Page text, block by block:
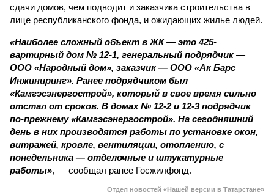
сдачи домов, чем подводит и заказчика строительства в
лице республиканского фонда, и ожидающих жилье людей.
«Наиболее сложный объект в ЖК — это 425-
вартирный дом № 12-1, генеральный подрядчик —
ООО «Народный дом», заказчик — ООО «Ак Барс
Инжиниринг». Ранее подрядчиком был
«Камгэсэнергострой», который в свое время сильно
отстал от сроков. В домах № 12-2 и 12-3 подрядчик
по-прежнему «Камгэсэнергострой». На сегодняшний
день в них производятся работы по установке окон,
витражей, кровле, вентиляции, отоплению, с
понедельника — отделочные и штукатурные
работы», — сообщал ранее Госжилфонд.
Отдел новостей «Нашей версии в Татарстане»